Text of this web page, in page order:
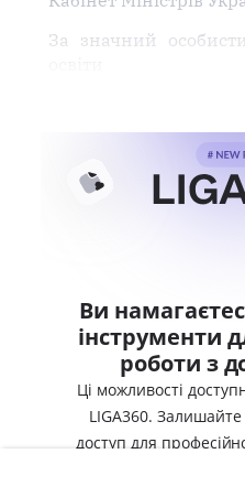
За значний
Ви
інструменти
роботи з
Ці можливості
LIGA360.
доступ для